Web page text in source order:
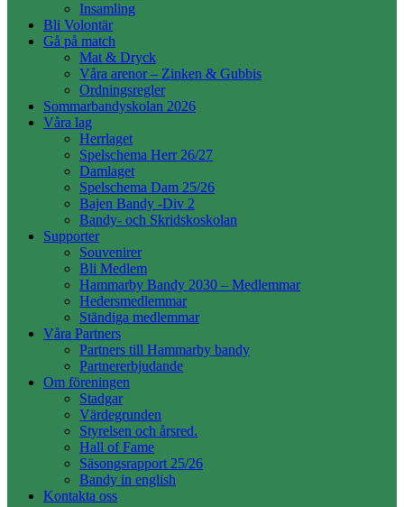
Insamling
Bli Volontär
Gå på match
Mat & Dryck
Våra arenor – Zinken & Gubbis
Ordningsregler
Sommarbandyskolan 2026
Våra lag
Herrlaget
Spelschema Herr 26/27
Damlaget
Spelschema Dam 25/26
Bajen Bandy -Div 2
Bandy- och Skridskoskolan
Supporter
Souvenirer
Bli Medlem
Hammarby Bandy 2030 – Medlemmar
Hedersmedlemmar
Ständiga medlemmar
Våra Partners
Partners till Hammarby bandy
Partnererbjudande
Om föreningen
Stadgar
Värdegrunden
Styrelsen och årsred.
Hall of Fame
Säsongsrapport 25/26
Bandy in english
Kontakta oss